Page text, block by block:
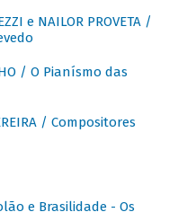
e NAILOR PROVETA /
/ O Pianísmo das
/ Compositores
e Brasilidade - Os